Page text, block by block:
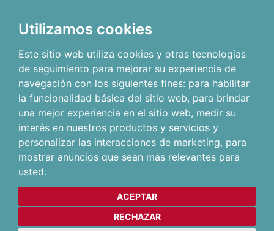
Utilizamos cookies
Este sitio web utiliza cookies y otras tecnologías
de seguimiento para mejorar su experiencia de
navegación con los siguientes fines: para habilitar
la funcionalidad básica del sitio web, para brindar
una mejor experiencia en el sitio web, medir su
interés en nuestros productos y servicios y
personalizar las interacciones de marketing, para
mostrar anuncios que sean más relevantes para
usted.
ACEPTAR
RECHAZAR